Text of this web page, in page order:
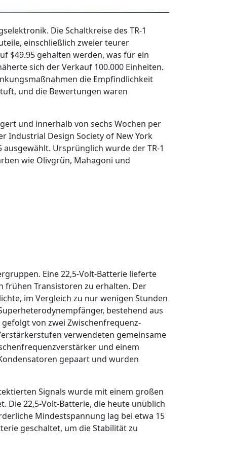
Die Schaltkreise des TR-1
einschließlich zweier teurer
$49.95 gehalten werden, was für ein
sich der Verkauf 100.000 Einheiten.
die Empfindlichkeit
und die Bewertungen waren
und innerhalb von sechs Wochen per
Industrial Design Society of New York
Ursprünglich wurde der TR-1
wie Olivgrün, Mahagoni und
Eine 22,5-Volt-Batterie lieferte
frühen Transistoren zu erhalten. Der
im Vergleich zu nur wenigen Stunden
bestehend aus
von zwei Zwischenfrequenz-
verwendeten gemeinsame
und einem
gepaart und wurden
Signals wurde mit einem großen
22,5-Volt-Batterie, die heute unüblich
Mindestspannung lag bei etwa 15
geschaltet, um die Stabilität zu